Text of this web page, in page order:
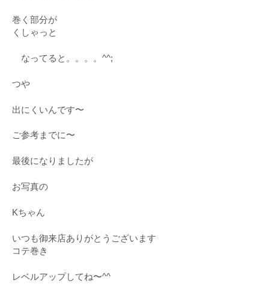
巻く部分が
くしゃっと
なってると。。。。^^;
つや
出にくいんです〜
ご参考までに〜
最後になりましたが
お写真の
Kちゃん
いつも御来店ありがとうございます
コテ巻き
レベルアップしてね〜^^